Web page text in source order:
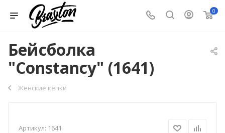
0
Бейсболка
"Constancy" (1641)
Женские кепки
Артикул: 1641